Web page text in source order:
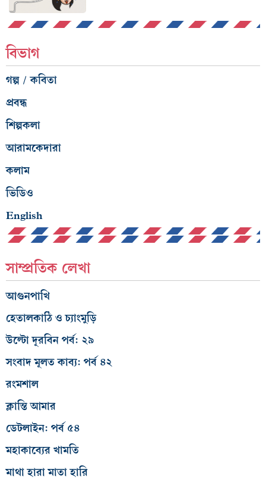
বিভাগ
গল্প / কবিতা
প্রবন্ধ
শিল্পকলা
আরামকেদারা
কলাম
ভিডিও
English
সাম্প্রতিক লেখা
আগুনপাখি
হেতালকাঠি ও চ্যাংমুড়ি
উল্টো দূরবিন পর্ব: ২৯
সংবাদ মূলত কাব্য: পর্ব ৪২
রংমশাল
ক্লান্তি আমার
ডেটলাইন: পর্ব ৫৪
মহাকাব্যের খামতি
মাথা হারা মাতা হারি